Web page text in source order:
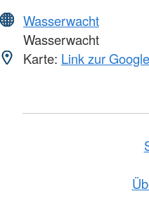
Wasserwacht
Wasserwacht
Karte: Link zur